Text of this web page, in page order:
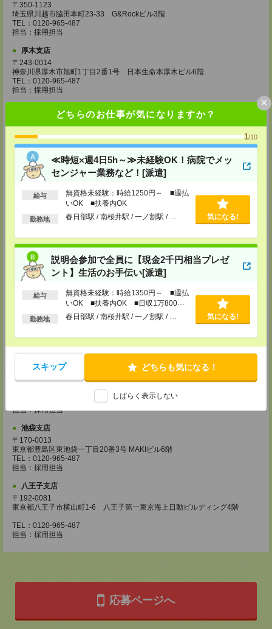
どちらのお仕事が気になりますか？
1/10
≪時短×週4日5h～≫未経験OK！病院でメッ
センジャー業務など！[派遣]
給与
無資格未経験：時給1250円～ ■週払
いOK ■扶養内OK
勤務地 春日部駅 / 南桜井駅 / 一ノ割駅 / … 気になる!
説明会参加で全員に【現金2千円相当プレゼ
ント】生活のお手伝い[派遣]
給与
無資格未経験：時給1350円～ ■週払
いOK ■扶養内OK ■日収1万800円
以上
勤務地 春日部駅 / 南桜井駅 / 一ノ割駅 / … 気になる!
スキップ どちらも気になる！
しばらく表示しない
×
〒350-1123
埼玉県川越市脇田本町23-33 G&Rockビル3階
TEL：0120-965-487
担当：採用担当
厚木支店
〒243-0014
神奈川県厚木市旭町1丁目2番1号 日本生命本厚木ビル6階
TEL：0120-965-487
担当：採用担当
茨城県水戸市城南一丁目2番10号
TEL：0120-965-487
担当：採用担当
高崎支店
群馬県高崎市旭町34-5
TEL：0120-965-487
宇都宮支店
〒320-0033 栃木県宇都宮市本町4-15 宇都宮NIビル3F
TEL：0120-965-487
担当：採用担当
藤沢支店
TEL：0120-965-487
柏支店
担当：採用担当
甲府支店
山梨県甲府市丸の内１-17-14
担当：採用担当
池袋支店
〒170-0013
東京都豊島区東池袋一丁目20番3号 MAKIビル6階
TEL：0120-965-487
担当：採用担当
八王子支店
〒192-0081
東京都八王子市横山町1-6 八王子第一東京海上日動ビルディング4階
TEL：0120-965-487
担当：採用担当
応募ページへ